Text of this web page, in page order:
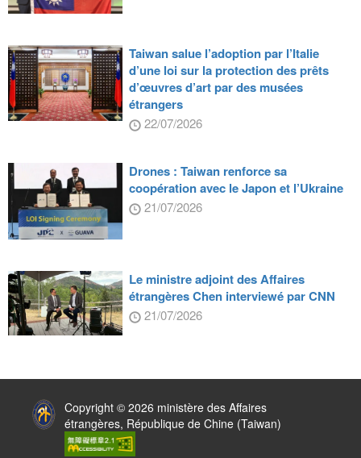
Taiwan salue l’adoption par l’Italie
d’une loi sur la protection des prêts
d’œuvres d’art par des musées
étrangers
22/07/2026
Drones : Taiwan renforce sa
coopération avec le Japon et l’Ukraine
21/07/2026
Le ministre adjoint des Affaires
étrangères Chen interviewé par CNN
21/07/2026
Copyright © 2026 ministère des Affaires
étrangères, République de Chine (Taiwan)